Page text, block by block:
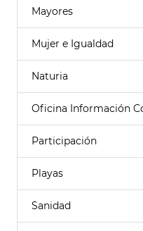
Mayores
Mujer e Igualdad
Naturia
Oficina Información
Participación
Playas
Sanidad